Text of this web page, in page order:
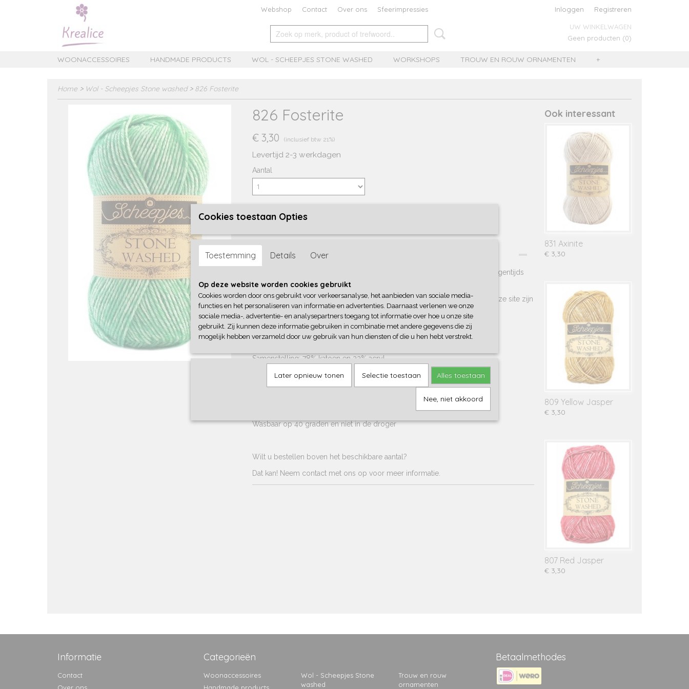
Webshop Contact Over ons Sfeerimpressies Inloggen Registreren
UW WINKELWAGEN
Geen producten (0)
WOONACCESSOIRES HANDMADE PRODUCTS WOL - SCHEEPJES STONE WASHED WORKSHOPS TROUW EN ROUW ORNAMENTEN +
Home > Wol - Scheepjes Stone washed> 826 Fosterite
826 Fosterite
€ 3,30 (inclusief btw 21%)
Levertijd 2-3 werkdagen
Aantal
IN WINKELWAGEN
Omschrijving
Dit garen, met zijn robuuste naam, geeft alle haakprojecten een stoer en eigentijds
uiterlijk en voelt heerlijk zacht aan.
Vandaar dat onder andere een aantal lappenpoppen en babyslofjes op deze site zijn
gehaakt met dit prachtige garen.
Samenstelling: 78% katoen en 22% acryl
Pendikte: 3 - 3,5
Wasbaar op 40 graden en niet in de droger
Wilt u bestellen boven het beschikbare aantal?
Dat kan! Neem contact met ons op voor meer informatie.
Ook interessant
831 Axinite
€ 3,30
809 Yellow Jasper
€ 3,30
807 Red Jasper
€ 3,30
Informatie
Contact
Categorieën
Woonaccessoires
Wol - Scheepjes Stone
washed
Trouw en rouw
ornamenten
Betaalmethodes
Cookies toestaan Opties
Toestemming Details Over
Op deze website worden cookies gebruikt
Cookies worden door ons gebruikt voor verkeersanalyse, het aanbieden van sociale media-
functies en het personaliseren van informatie en advertenties. Daarnaast verlenen we onze
sociale media-, advertentie- en analysepartners toegang tot informatie over hoe u onze site
gebruikt. Zij kunnen deze informatie gebruiken in combinatie met andere gegevens die zij
mogelijk hebben verzameld door uw gebruik van hun diensten of die u hen hebt verstrekt.
Later opnieuw tonen Selectie toestaan Alles toestaan
Nee, niet akkoord